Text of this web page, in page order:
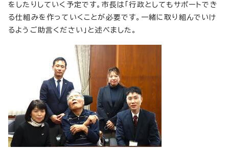
をしたりしていく予定です。市長は「行政としてもサポートでき
る仕組みを作っていくことが必要です。一緒に取り組んでいけ
るようご助言ください」と述べました。